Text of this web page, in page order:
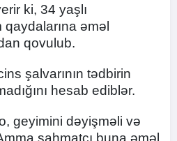
ki, 34 yaşlı
əməl
qovulub.
şalvarının tədbirin
hesab ediblər.
geyimini dəyişməli və
şahmatçı buna əməl